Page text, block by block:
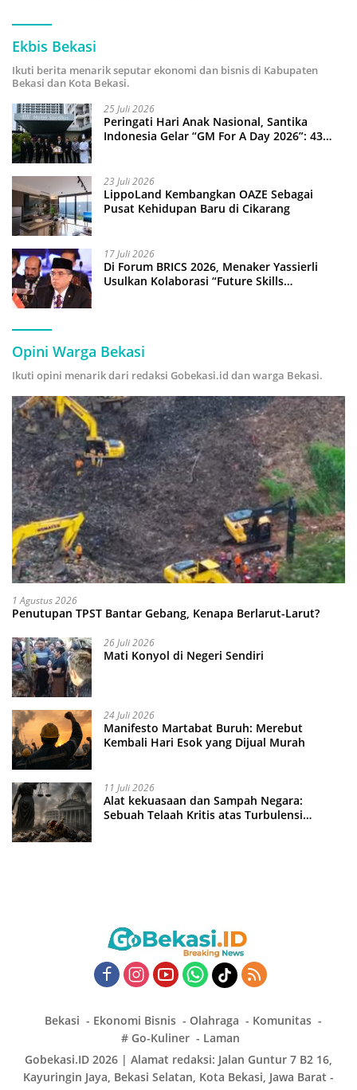
Ekbis Bekasi
Ikuti berita menarik seputar ekonomi dan bisnis di Kabupaten
Bekasi dan Kota Bekasi.
25 Juli 2026
Peringati Hari Anak Nasional, Santika
Indonesia Gelar “GM For A Day 2026”: 43
23 Juli 2026
LippoLand Kembangkan OAZE Sebagai
Pusat Kehidupan Baru di Cikarang
17 Juli 2026
Di Forum BRICS 2026, Menaker Yassierli
Usulkan Kolaborasi “Future Skills
Opini Warga Bekasi
Ikuti opini menarik dari redaksi Gobekasi.id dan warga Bekasi.
1 Agustus 2026
Penutupan TPST Bantar Gebang, Kenapa Berlarut-Larut?
26 Juli 2026
Mati Konyol di Negeri Sendiri
24 Juli 2026
Manifesto Martabat Buruh: Merebut
Kembali Hari Esok yang Dijual Murah
11 Juli 2026
Alat kekuasaan dan Sampah Negara:
Sebuah Telaah Kritis atas Turbulensi
Bekasi Ekonomi Bisnis Olahraga
Komunitas
# Go-Kuliner
Laman
Gobekasi.ID 2026 | Alamat redaksi: Jalan Guntur 7 B2 16,
Kayuringin Jaya, Bekasi Selatan, Kota Bekasi, Jawa Barat -